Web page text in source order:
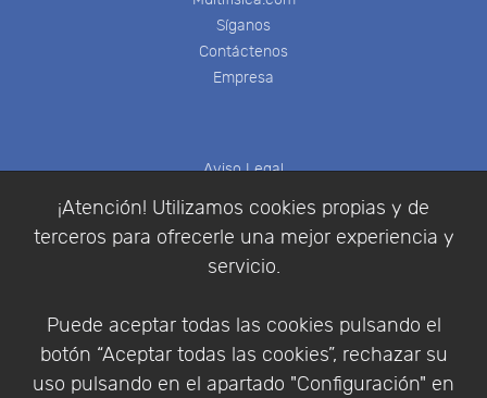
¡Atención! Utilizamos cookies propias y de
terceros para ofrecerle una mejor experiencia y
servicio.
Puede aceptar todas las cookies pulsando el
botón “Aceptar todas las cookies”, rechazar su
uso pulsando en el apartado "Configuración" en
Síganos
Contáctenos
Empresa
Aviso Legal
Condiciones de compra
Identificarse